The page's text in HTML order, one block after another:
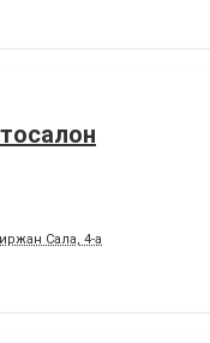
Сала, 4-а